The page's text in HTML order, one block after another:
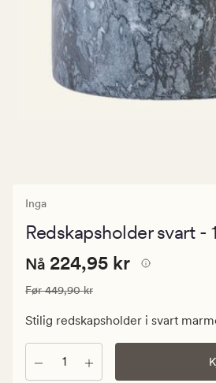
Inga
Redskapsholder svart -
Nåværende
224,95
kr.
Nåværende pris
Nå 224,95 kr
Vanlig pris 449,90 kr
Før449,90 kr
Stilig redskapsholder i svart
Antall